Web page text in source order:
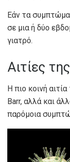
Εάν τα
σε μια ή δύο
γιατρό.
Αιτίες
Η πιο κοινή
Barr, αλλά και
παρόμοια